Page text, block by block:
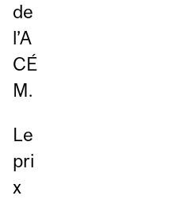
de
l’A
CÉ
M.
Le
pri
x